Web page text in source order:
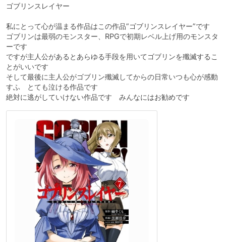
ゴブリンスレイヤー
私にとって心が温まる作品はこの作品”ゴブリンスレイヤー”です
ゴブリンは最弱のモンスター、RPGで初期レベル上げ用のモンスタ
ーです
ですが主人公があるとあらゆる手段を用いてゴブリンを殲滅するこ
とがいいです
そして最後に主人公がゴブリン殲滅してからの日常いつも心が感動
すふ とても泣ける作品です
絶対に逃がしていけない作品です みんなにはお勧めです